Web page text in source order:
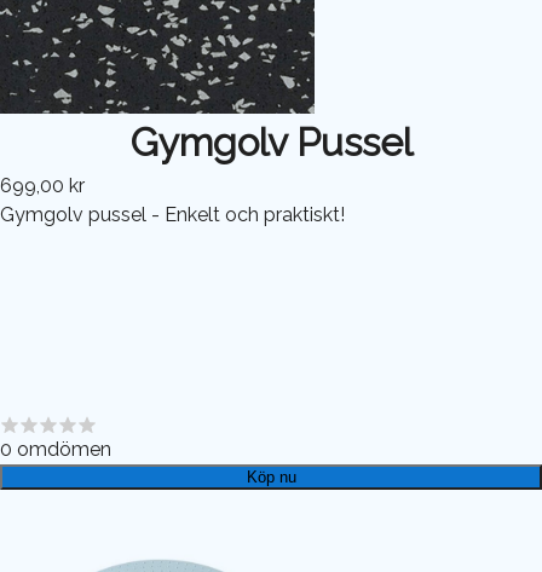
Gymgolv Pussel
699,00 kr
Gymgolv pussel - Enkelt och praktiskt!
0 omdömen
Köp nu